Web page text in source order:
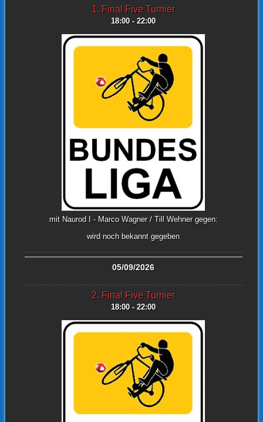
1. Final Five Turnier
18:00 - 22:00
mit Naurod I - Marco Wagner / Till Wehner gegen:
wird noch bekannt gegeben
05/09/2026
2. Final Five Turnier
18:00 - 22:00